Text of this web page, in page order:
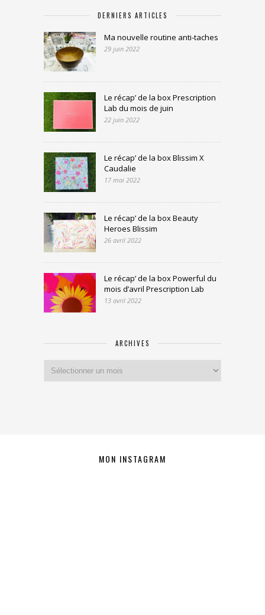
DERNIERS ARTICLES
Ma nouvelle routine anti-taches
29 juin 2022
Le récap’ de la box Prescription
Lab du mois de juin
22 juin 2022
Le récap’ de la box Blissim X
Caudalie
17 mai 2022
Le récap’ de la box Beauty
Heroes Blissim
26 avril 2022
Le récap’ de la box Powerful du
mois d’avril Prescription Lab
13 avril 2022
ARCHIVES
MON INSTAGRAM